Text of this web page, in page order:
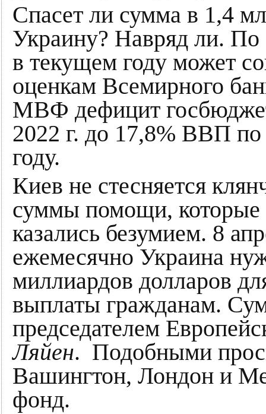
Спасет ли сумма в 1,4
Украину? Навряд ли.
в текущем году может
оценкам Всемирного
МВФ дефицит
2022 г. до 17,8% ВВП
году.
Киев не стесняется
суммы помощи, которые
казались безумием. 8
ежемесячно Украина
миллиардов долларов
выплаты гражданам.
председателем
Ляйен. Подобными
Вашингтон, Лондон и
фонд.